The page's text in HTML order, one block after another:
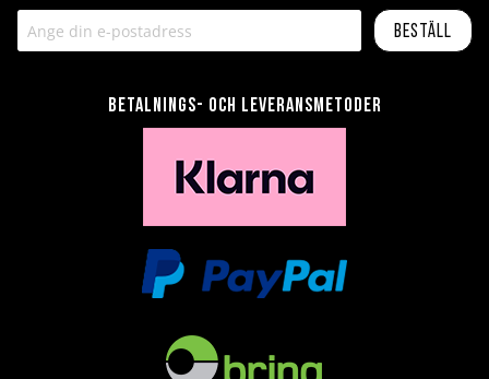
Beställ
Betalnings- och leveransmetoder